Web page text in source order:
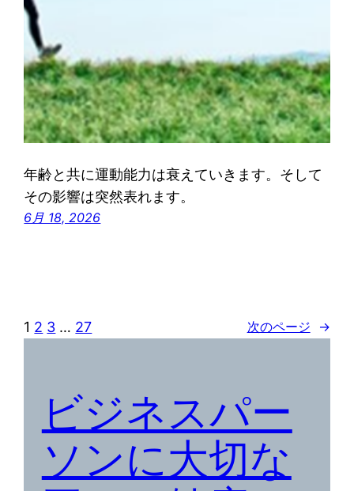
年齢と共に運動能力は衰えていきます。そして
その影響は突然表れます。
6月 18, 2026
1 2 3 … 27 次のページ →
ビジネスパー
ソンに大切な